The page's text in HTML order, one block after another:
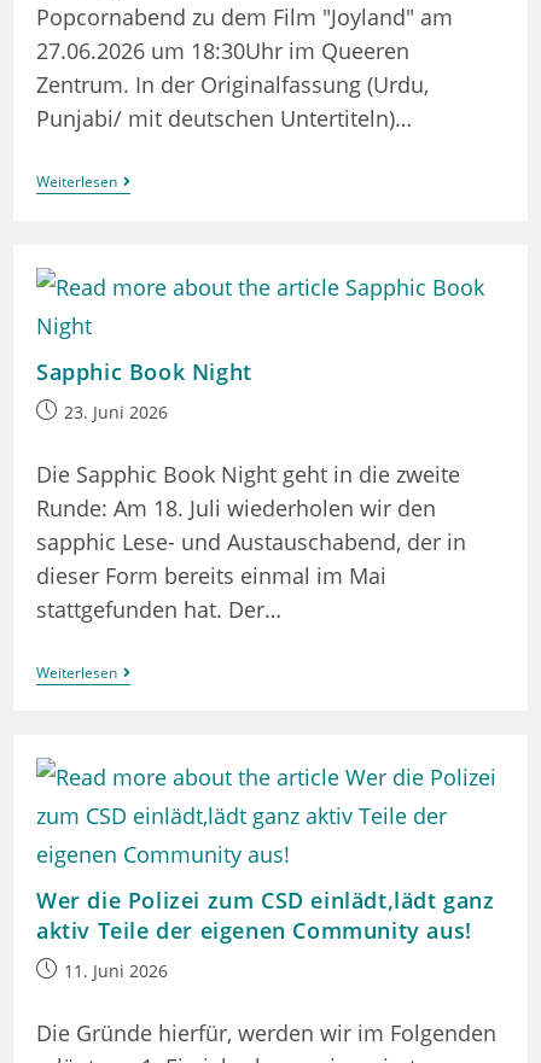
Popcornabend zu dem Film "Joyland" am
27.06.2026 um 18:30Uhr im Queeren
Zentrum. In der Originalfassung (Urdu,
Punjabi/ mit deutschen Untertiteln)…
WeiterlesenFilmabend:
Joyland
Sapphic Book Night
Beitrag23. Juni 2026
Die Sapphic Book Night geht in die zweite
Runde: Am 18. Juli wiederholen wir den
sapphic Lese- und Austauschabend, der in
dieser Form bereits einmal im Mai
stattgefunden hat. Der…
WeiterlesenSapphic
Book
Wer die Polizei zum CSD einlädt,lädt ganz
aktiv Teile der eigenen Community aus!
Beitrag11. Juni 2026
Die Gründe hierfür, werden wir im Folgenden